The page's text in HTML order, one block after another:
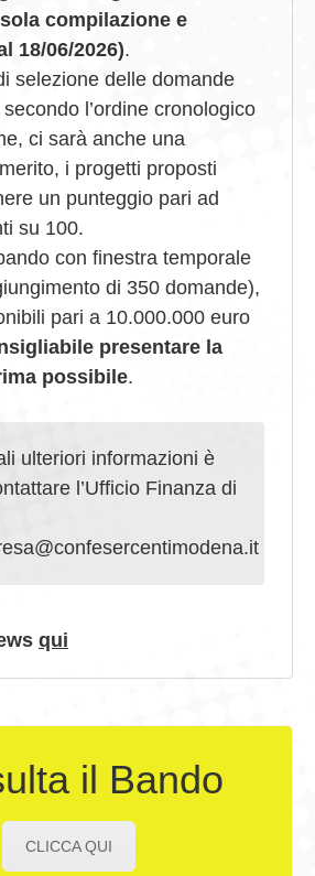
compilazione e
18/06/2026).
selezione delle domande
l’ordine cronologico
ci sarà anche una
i progetti proposti
un punteggio pari ad
su 100.
con finestra temporale
di 350 domande),
pari a 10.000.000 euro
presentare la
possibile.
ulteriori informazioni è
l’Ufficio Finanza di
qui
il Bando
CLICCA QUI